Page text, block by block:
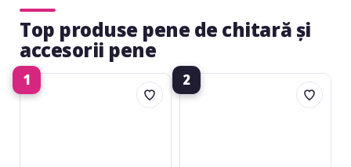
Top produse pene de chitară și
accesorii pene
1
Fire&Stone
Nylon
2
Fire&Stone
Nylon